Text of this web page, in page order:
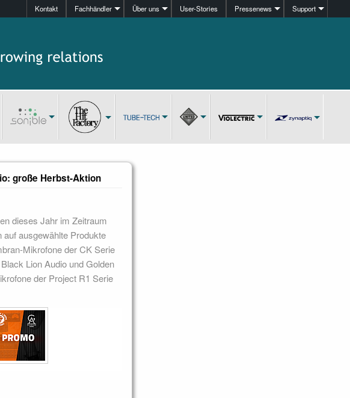
Kontakt Fachhändler Über uns User-Stories Pressenews Support
große Herbst-Aktion
dieses Jahr im Zeitraum
ausgewählte Produkte
Mikrofone der CK Serie
Lion Audio und Golden
der Project R1 Serie